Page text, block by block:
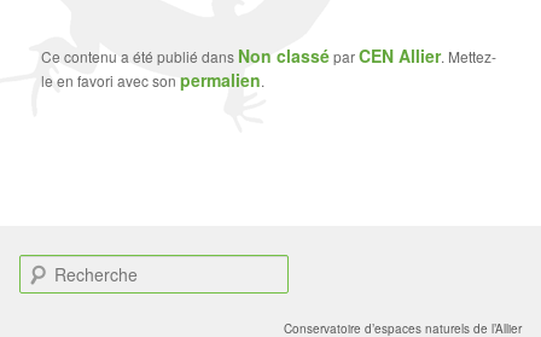
Ce contenu a été publié dans Non classéparCEN Allier. Mettez-
le en favori avec sonpermalien.
e
Conservatoire d’espaces naturels de l’Allier